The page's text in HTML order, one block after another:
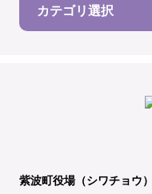
カテゴリ選択
紫波町役場（シワチョウ）